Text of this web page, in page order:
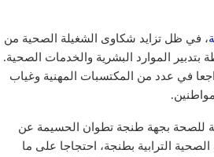
، في ظل تزايد شكاوى الشغيلة الصحية من
بتدبير الموارد البشرية والخدمات الصحية.
في عدد من المكتسبات المهنية وغياب
للصحة بجهة طنجة تطوان الحسيمة عن
المجموعة الصحية الترابية بطنجة، احتجاجا على ما